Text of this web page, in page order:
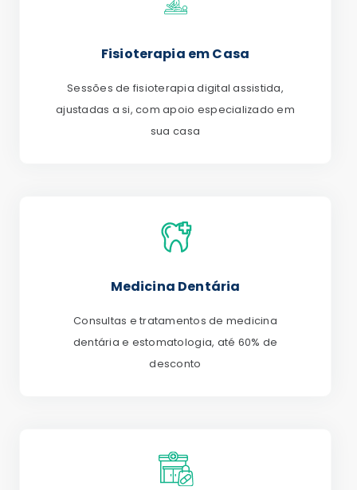
Fisioterapia em Casa
Sessões de fisioterapia digital assistida,
ajustadas a si, com apoio especializado em
sua casa
Medicina Dentária
Consultas e tratamentos de medicina
dentária e estomatologia, até 60% de
desconto